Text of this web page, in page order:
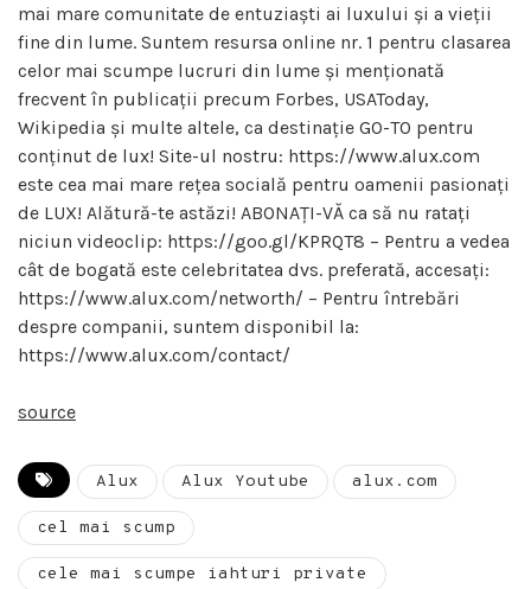
mai mare comunitate de entuziaști ai luxului și a vieții
fine din lume. Suntem resursa online nr. 1 pentru clasarea
celor mai scumpe lucruri din lume și menționată
frecvent în publicații precum Forbes, USAToday,
Wikipedia și multe altele, ca destinație GO-TO pentru
conținut de lux! Site-ul nostru: https://www.alux.com
este cea mai mare rețea socială pentru oamenii pasionați
de LUX! Alătură-te astăzi! ABONAȚI-VĂ ca să nu ratați
niciun videoclip: https://goo.gl/KPRQT8 – Pentru a vedea
cât de bogată este celebritatea dvs. preferată, accesați:
https://www.alux.com/networth/ – Pentru întrebări
despre companii, suntem disponibil la:
https://www.alux.com/contact/
source
Alux Alux Youtube alux.com
cel mai scump
cele mai scumpe iahturi private